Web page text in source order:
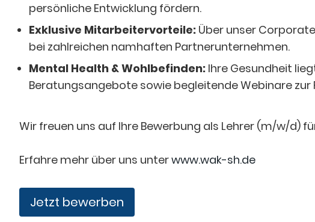
persönliche Entwicklung fördern.
Exklusive Mitarbeitervorteile: Über unser
bei zahlreichen namhaften Partnerunternehmen.
Mental Health & Wohlbefinden: Ihre Gesundheit
Beratungsangebote sowie begleitende Webinare zur
Wir freuen uns auf Ihre Bewerbung als Lehrer (m/w/d)
Erfahre mehr über uns unterwww.wak-sh.de
Jetzt bewerben